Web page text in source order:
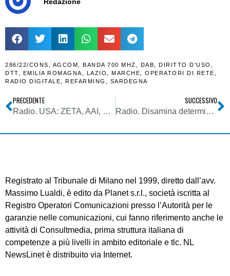
286/22/CONS AGCOM BANDA 700 MHZ DAB DIRITTO D'USO
DTT
EMILIA ROMAGNA LAZIO MARCHE OPERATORI DI RETE
RADIO DIGITALE
REFARMING SARDEGNA
PRECEDENTE
Radio. USA: ZETA, AAI, CTA e TechNet inviano lettera a Congresso su DDL salva AM su auto. Una sciocchezza il servizio radio di emergenza
SUCCESSIVO
Radio. Disamina determine MIMIT manifestazione interesse assegnazione diritti d’uso reti DAB in Emilia Romagna, Marche, Lazio e Sardegna
Registrato al Tribunale di Milano nel 1999, diretto dall’avv.
Massimo Lualdi, è edito da Planet s.r.l., società iscritta al
Registro Operatori Comunicazioni presso l’Autorità per le
garanzie nelle comunicazioni, cui fanno riferimento anche le
attività di Consultmedia, prima struttura italiana di
competenze a più livelli in ambito editoriale e tlc. NL
NewsLinet è distribuito via Internet.